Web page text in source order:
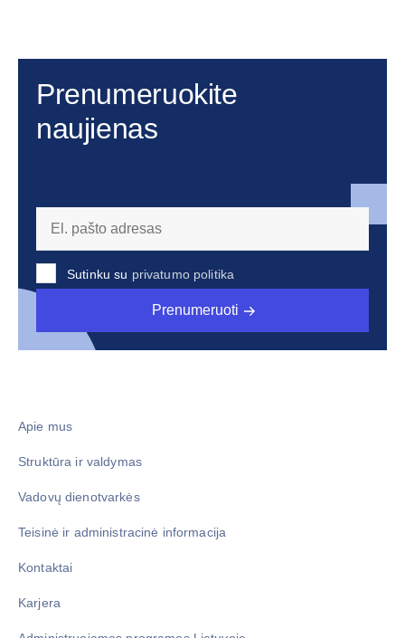
Prenumeruokite
naujienas
Sutinku su privatumo politika
Prenumeruoti
Apie mus
Struktūra ir valdymas
Vadovų dienotvarkės
Teisinė ir administracinė informacija
Kontaktai
Karjera